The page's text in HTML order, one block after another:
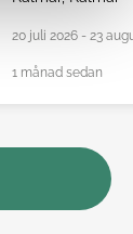
20 juli 2026 - 23
1 månad sedan